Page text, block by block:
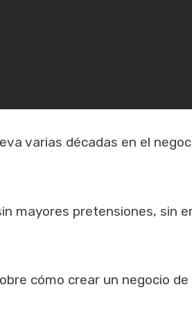
varias décadas en el
mayores pretensiones, sin
cómo crear un negocio